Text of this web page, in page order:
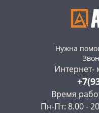
Нужна
Интернет-
Время
Пн-Пт: 8.00 -